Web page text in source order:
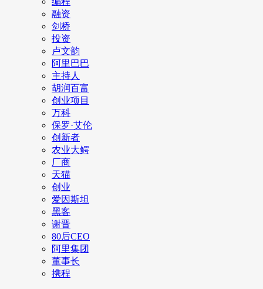
融资
剑桥
投资
卢文韵
阿里巴巴
主持人
胡润百富
创业项目
万科
保罗·艾伦
创新者
农业大鳄
厂商
天猫
创业
爱因斯坦
黑客
谢晋
80后CEO
阿里集团
董事长
携程